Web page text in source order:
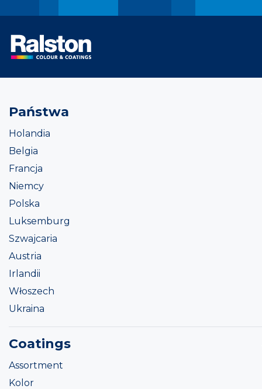
Państwa
Holandia
Belgia
Francja
Niemcy
Polska
Luksemburg
Szwajcaria
Austria
Irlandii
Włoszech
Ukraina
Coatings
Assortment
Kolor